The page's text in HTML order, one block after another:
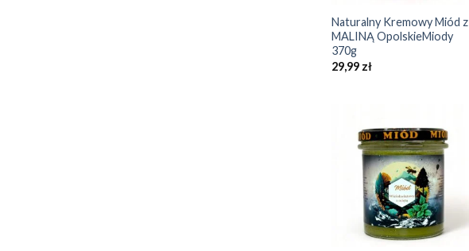
Naturalny Kremowy Miód z
MALINĄ OpolskieMiody
370g
29,99 zł
Add to
Wishlist